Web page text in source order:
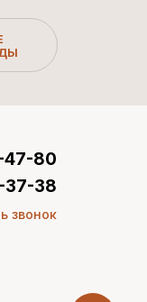
47-80
37-38
звонок